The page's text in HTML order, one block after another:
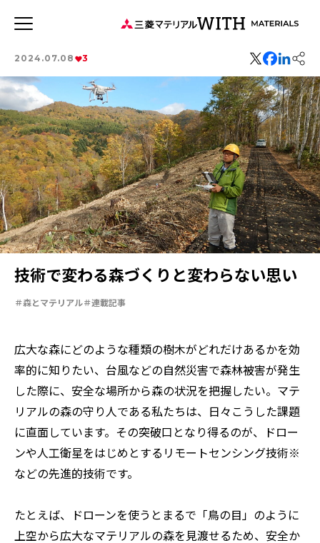
JP
タグから探す
特集：循環に価値を。
特集：可能性の素材「タングステン」を世界へ
特集：世界のものづくりの力になる
健康経営 事業
価値観
森とマテリアル
特集：地熱発電への挑戦
MYSTORY
社会をつくる素材の力
特集：技術の力で未来をつくる
特集：進化する銅
電気鉛
三菱マテリアルのある街を訪ねて
特集：限りある金属資源を、未来につなぐ。
Refined lead
カーボンニュートラル
Electrolytic copper
Carbon neutrality
Our Values 資源循環 リサイクル
2024.07.08 3
技術で変わる森づくりと変わらない思い
森とマテリアル 連載記事
広大な森にどのような種類の樹木がどれだけあるかを効
率的に知りたい、台風などの自然災害で森林被害が発生
した際に、安全な場所から森の状況を把握したい――。マテ
リアルの森の守り人である私たちは、日々こうした課題
に直面しています。その突破口となり得るのが、ドロー
ンや人工衛星をはじめとするリモートセンシング技術※
などの先進的技術です。
たとえば、ドローンを使うとまるで「鳥の目」のように
上空から広大なマテリアルの森を見渡せるため、安全か